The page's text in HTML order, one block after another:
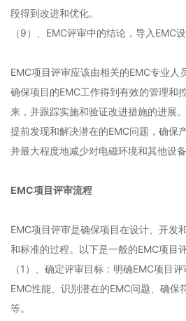
段得到改进和优化。
（9）、EMC评审中的结论，导入EMC设
EMC项目评审应该由相关的EMC专业人
确保项目的EMC工作得到有效的管理和
来，并跟踪实施和验证改进措施的进展
提前发现和解决潜在的EMC问题，确保
并最大程度地减少对电磁环境和其他设备
EMC项目评审流程
EMC项目评审是确保项目在设计、开发
和标准的过程。以下是一般的EMC项目
（1）、 确定评审目标：明确EMC项目
EMC性能、识别潜在的EMC问题、确保
等。